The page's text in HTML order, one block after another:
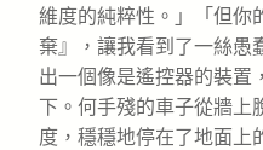
維度的純粹性。」「但
棄』，讓我看到了一絲愚
出一個像是遙控器的裝置
下。何手殘的車子從牆上
度，穩穩地停在了地面上